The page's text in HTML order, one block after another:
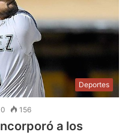
Deportes
0 156
a los